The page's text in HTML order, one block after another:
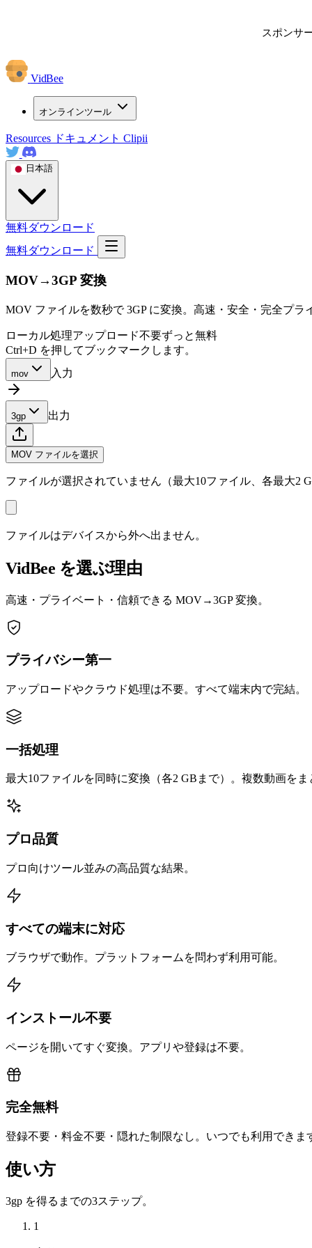
スポンサ
VidBee
オンラインツール
Resources ドキュメント Clipii
日本語
無料ダウンロード
無料ダウンロード
MOV→3GP 変換
MOV ファイルを数秒で 3GP に変換。高速・安全・完全プ
ローカル処理アップロード不要ずっと無料
Ctrl+D を押してブックマークします。
mov 入力
3gp 出力
MOV ファイルを選択
ファイルが選択されていません（最大10ファイル、各最大2
ファイルはデバイスから外へ出ません。
VidBee を選ぶ理由
高速・プライベート・信頼できる MOV→3GP 変換。
プライバシー第一
アップロードやクラウド処理は不要。すべて端末内で完結。
一括処理
最大10ファイルを同時に変換（各2 GBまで）。複数動画を
プロ品質
プロ向けツール並みの高品質な結果。
すべての端末に対応
ブラウザで動作。プラットフォームを問わず利用可能。
インストール不要
ページを開いてすぐ変換。アプリや登録は不要。
完全無料
登録不要・料金不要・隠れた制限なし。いつでも利用できま
使い方
3gp を得るまでの3ステップ。
1